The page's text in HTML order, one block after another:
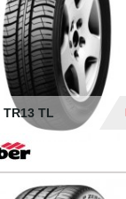
TR13 TL